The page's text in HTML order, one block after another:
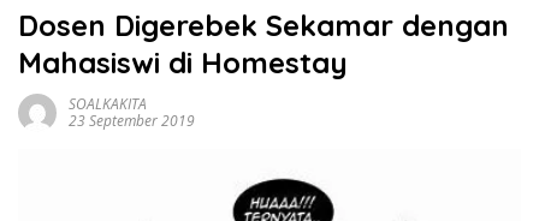
Dosen Digerebek Sekamar dengan
Mahasiswi di Homestay
SOALKAKITA
23 September 2019